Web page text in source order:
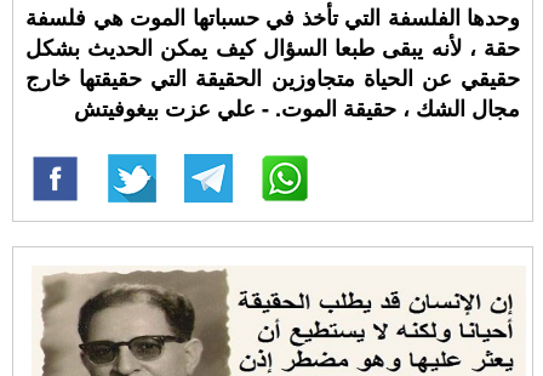
وحدها الفلسفة التي تأخذ في حسباتها الموت هي فلسفة
حقة ، لأنه يبقى طبعا السؤال كيف يمكن الحديث بشكل
حقيقي عن الحياة متجاوزين الحقيقة التي حقيقتها خارج
مجال الشك ، حقيقة الموت. - علي عزت بيغوفيتش